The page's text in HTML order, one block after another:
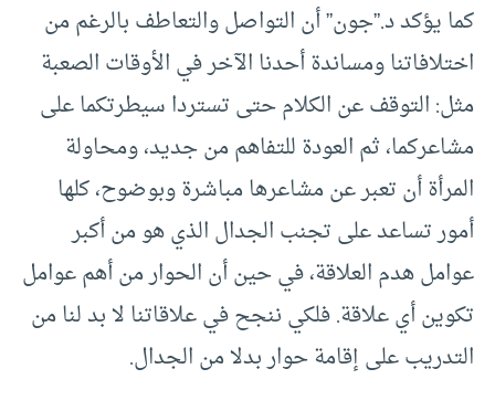
كما يؤكد د.”جون” أن التواصل والتعاطف بالرغم من
اختلافاتنا ومساندة أحدنا الآخر في الأوقات الصعبة
مثل: التوقف عن الكلام حتى تستردا سيطرتكما على
مشاعركما، ثم العودة للتفاهم من جديد، ومحاولة
المرأة أن تعبر عن مشاعرها مباشرة وبوضوح، كلها
أمور تساعد على تجنب الجدال الذي هو من أكبر
عوامل هدم العلاقة، في حين أن الحوار من أهم عوامل
تكوين أي علاقة. فلكي ننجح في علاقاتنا لا بد لنا من
التدريب على إقامة حوار بدلا من الجدال.